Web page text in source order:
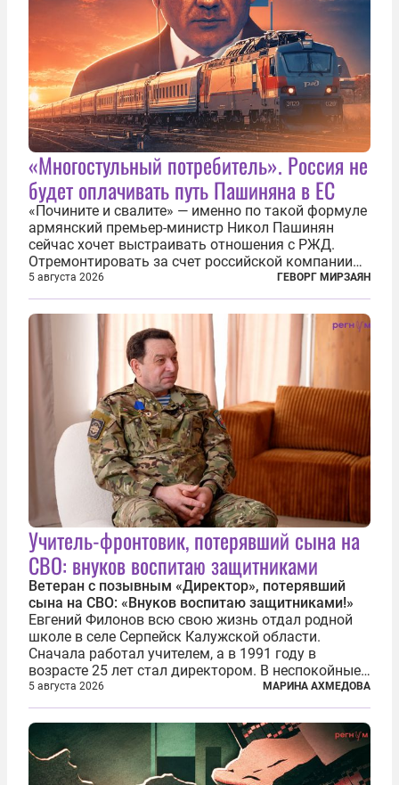
«Многостульный потребитель». Россия не
будет оплачивать путь Пашиняна в ЕС
«Почините и свалите» — именно по такой формуле
армянский премьер-министр Никол Пашинян
сейчас хочет выстраивать отношения с РЖД.
Отремонтировать за счет российской компании
железнодорожную инфраструктуру в районе
прохождения TRIPP (коридора, который должен
связать Азербайджан и Турцию через...
5 августа 2026 ГЕВОРГ МИРЗАЯН
Учитель-фронтовик, потерявший сына на
СВО: внуков воспитаю защитниками
Ветеран с позывным «Директор», потерявший
сына на СВО: «Внуков воспитаю защитниками!»
Евгений Филонов всю свою жизнь отдал родной
школе в селе Серпейск Калужской области.
Сначала работал учителем, а в 1991 году в
возрасте 25 лет стал директором. В неспокойные
90-е он сумел спасти школу от закрытия и со
временем сделал ее лучшей в районе. В 2023 году
в возрасте 57 лет вслед за сыном...
5 августа 2026 МАРИНА АХМЕДОВА